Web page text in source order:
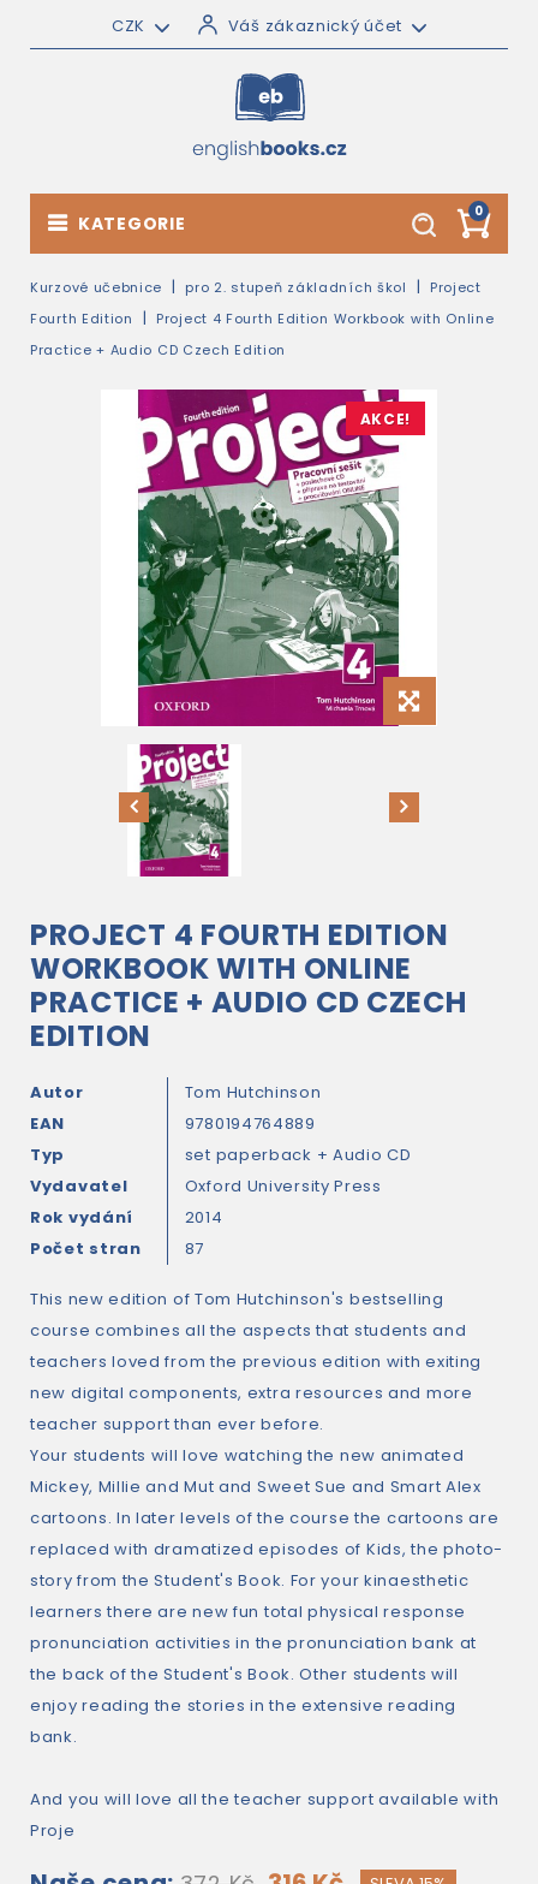
CZK Váš zákaznický účet
0
KATEGORIE
Kurzové učebnice pro 2. stupeň základních škol
Project
Fourth Edition
Project 4 Fourth Edition Workbook with Online
Practice + Audio CD Czech Edition
AKCE!
PROJECT 4 FOURTH EDITION
WORKBOOK WITH ONLINE
PRACTICE + AUDIO CD CZECH
EDITION
Autor
Tom Hutchinson
EAN
9780194764889
Typ
set paperback + Audio CD
Vydavatel
Oxford University Press
Rok vydání
2014
Počet stran
87
This new edition of Tom Hutchinson's bestselling
course combines all the aspects that students and
teachers loved from the previous edition with exiting
new digital components, extra resources and more
teacher support than ever before.
Your students will love watching the new animated
Mickey, Millie and Mut and Sweet Sue and Smart Alex
cartoons. In later levels of the course the cartoons are
replaced with dramatized episodes of Kids, the photo-
story from the Student's Book. For your kinaesthetic
learners there are new fun total physical response
pronunciation activities in the pronunciation bank at
the back of the Student's Book. Other students will
enjoy reading the stories in the extensive reading
bank.
And you will love all the teacher support available with
Proje